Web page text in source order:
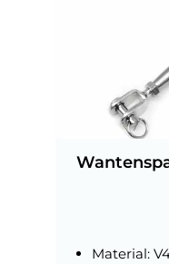
Material: